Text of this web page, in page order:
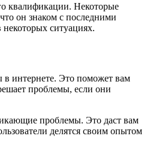
квалификации. Некоторые
он знаком с последними
ситуациях.
в интернете. Это поможет вам
проблемы, если они
проблемы. Это даст вам
делятся своим опытом